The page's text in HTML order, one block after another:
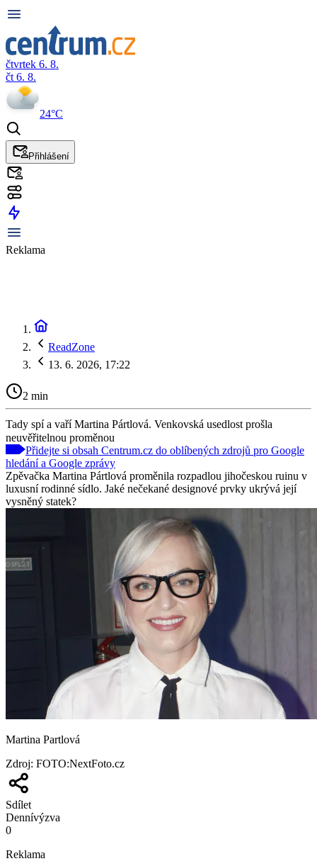
čtvrtek 6. 8.
čt 6. 8.
24°C
Přihlášení
Reklama
ReadZone
13. 6. 2026, 17:22
2 min
Tady spí a vaří Martina Pártlová. Venkovská usedlost prošla
neuvěřitelnou proměnou
Přidejte si obsah Centrum.cz do oblíbených zdrojů pro Google
hledání a Google zprávy
Zpěvačka Martina Pártlová proměnila rozpadlou jihočeskou ruinu v
luxusní rodinné sídlo. Jaké nečekané designové prvky ukrývá její
vysněný statek?
Martina Partlová
Zdroj: FOTO:NextFoto.cz
Sdílet
Dennívýzva
0
Reklama